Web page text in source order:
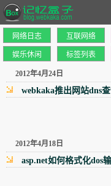
网络日志 互联网络
娱乐休闲 标签列表
2012年4月24日
webkaka推出网站dns
2012年4月18日
asp.net如何格式化dos